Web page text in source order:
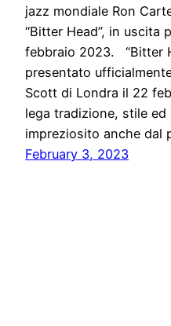
jazz mondiale Ron
“Bitter Head”, in uscita
febbraio 2023. “Bitter
presentato
Scott di Londra il 22
lega tradizione, stile ed
impreziosito anche dal
February 3, 2023